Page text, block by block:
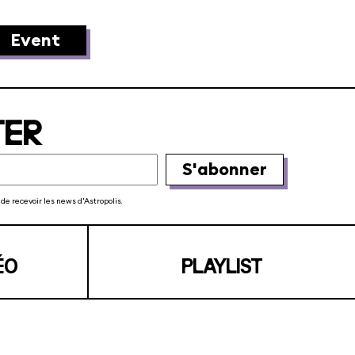
Event
recevoir les news d'Astropolis.
PLAYLIST